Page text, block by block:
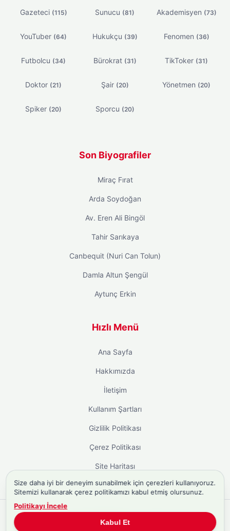
Gazeteci (115) Sunucu (81) Akademisyen (73)
YouTuber (64) Hukukçu (39) Fenomen (36)
Futbolcu (34) Bürokrat (31) TikToker (31)
Doktor (21) Şair (20) Yönetmen (20)
Spiker (20) Sporcu (20)
Son Biyografiler
Miraç Fırat
Arda Soydoğan
Av. Eren Ali Bingöl
Tahir Sarıkaya
Canbequit (Nuri Can Tolun)
Damla Altun Şengül
Aytunç Erkin
Hızlı Menü
Ana Sayfa
Hakkımızda
İletişim
Kullanım Şartları
Gizlilik Politikası
Çerez Politikası
Site Haritası
Türkiye'ninBiyografi Sitesi
Size daha iyi bir deneyim sunabilmek için çerezleri kullanıyoruz.
Sitemizi kullanarak çerez politikamızı kabul etmiş olursunuz.
Politikayı İncele
Kabul Et